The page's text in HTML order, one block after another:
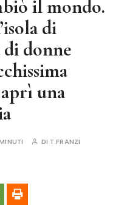
il mondo.
di
di donne
una
DI T.FRANZI